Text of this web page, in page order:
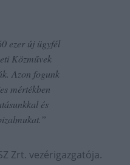
ezer új ügyfél
Közművek
Azon fogunk
mértékben
és
Zrt. vezérigazgatója.